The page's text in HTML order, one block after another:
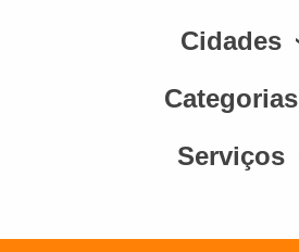
Cidades
Categorias
Serviços